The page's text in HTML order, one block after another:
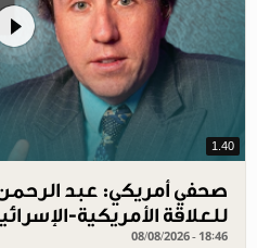
1.40
صحفي أمريكي: عبد
للعلاقة الأمريكية-
08/08/2026 - 18:46